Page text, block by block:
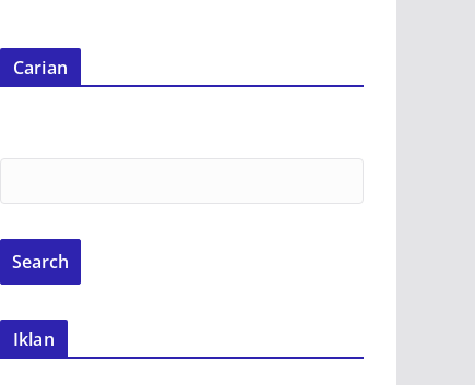
Carian
Iklan